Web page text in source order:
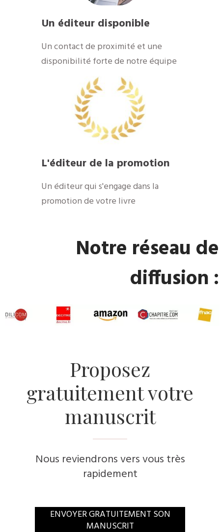
Un éditeur disponible
Un contact de proximité et une
disponibilité forte de notre équipe
L'éditeur de la promotion
Un éditeur qui s'engage dans la
promotion de votre livre
Notre réseau de
diffusion :
Proposez
gratuitement votre
manuscrit
Nous reviendrons vers vous très
rapidement
ENVOYER GRATUITEMENT SON
MANUSCRIT